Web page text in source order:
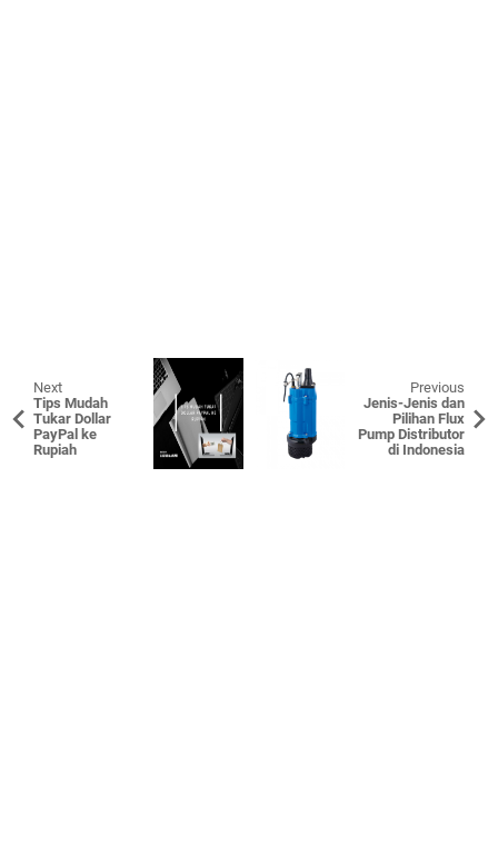
Next
Tips Mudah
Tukar Dollar
PayPal ke
Rupiah
Previous
Jenis-Jenis dan
Pilihan Flux
Pump Distributor
di Indonesia